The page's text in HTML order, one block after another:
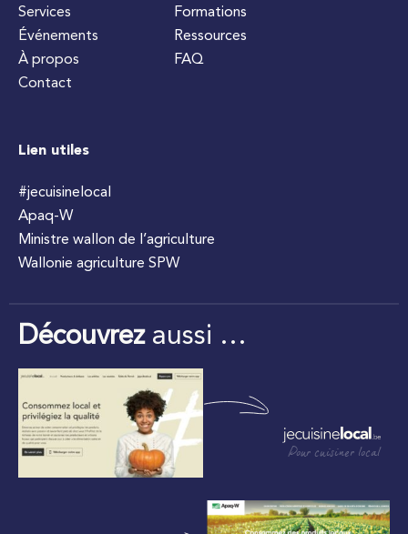
Services
Événements
À propos
Contact
Formations
Ressources
FAQ
Lien utiles
#jecuisinelocal
Apaq-W
Ministre wallon de l’agriculture
Wallonie agriculture SPW
Découvrezaussi …
Pour cuisiner local